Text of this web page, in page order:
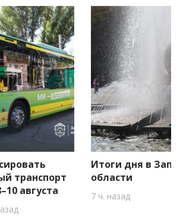
транспорт
августа
Итоги дня в
области
7 ч. назад